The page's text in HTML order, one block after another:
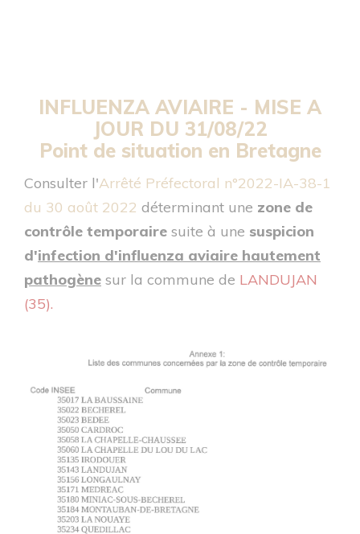
INFLUENZA AVIAIRE - MISE A
JOUR DU 31/08/22
Point de situation en Bretagne
Consulter l'Arrêté Préfectoral n°2022-IA-38-1
du 30 août 2022 déterminant une zone de
contrôle temporaire suite à une suspicion
d'infection d'influenza aviaire hautement
pathogène sur la commune de LANDUJAN
(35).